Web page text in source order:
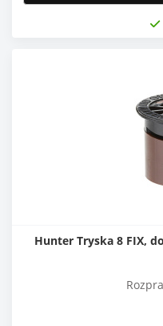
Hunter Tryska 8 FIX,